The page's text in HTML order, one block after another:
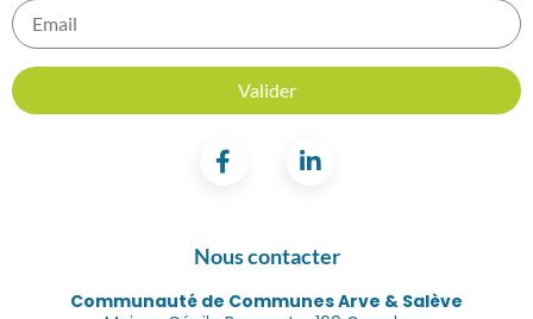
Nous contacter
Communauté de Communes Arve & Salève